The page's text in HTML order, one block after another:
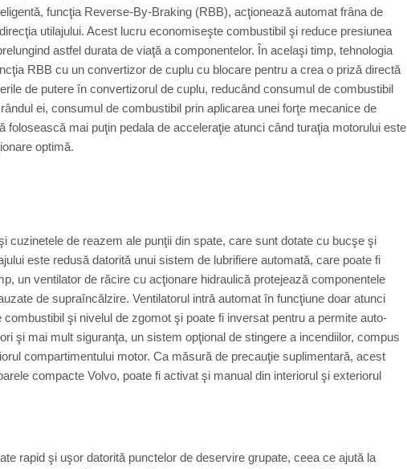
funcţia Reverse-By-Braking (RBB), acţionează automat frâna de
utilajului. Acest lucru economiseşte combustibil şi reduce presiunea
astfel durata de viaţă a componentelor. În acelaşi timp, tehnologia
RBB cu un convertizor de cuplu cu blocare pentru a crea o priză directă
de putere în convertizorul de cuplu, reducând consumul de combustibil
ei, consumul de combustibil prin aplicarea unei forţe mecanice de
folosească mai puţin pedala de acceleraţie atunci când turaţia motorului este
optimă.
cuzinetele de reazem ale punţii din spate, care sunt dotate cu bucşe şi
este redusă datorită unui sistem de lubrifiere automată, care poate fi
un ventilator de răcire cu acţionare hidraulică protejează componentele
de supraîncălzire. Ventilatorul intră automat în funcţiune doar atunci
şi nivelul de zgomot şi poate fi inversat pentru a permite auto-
şi mai mult siguranţa, un sistem opţional de stingere a incendiilor, compus
compartimentului motor. Ca măsură de precauţie suplimentară, acest
compacte Volvo, poate fi activat şi manual din interiorul şi exteriorul
rapid şi uşor datorită punctelor de deservire grupate, ceea ce ajută la